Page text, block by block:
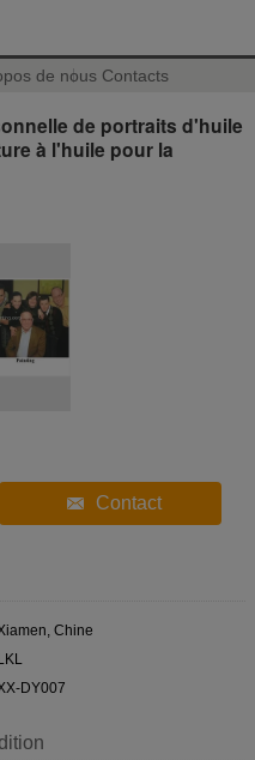
de nous Contacts
de portraits d'huile
à l'huile pour la
Contact
Chine
DY007